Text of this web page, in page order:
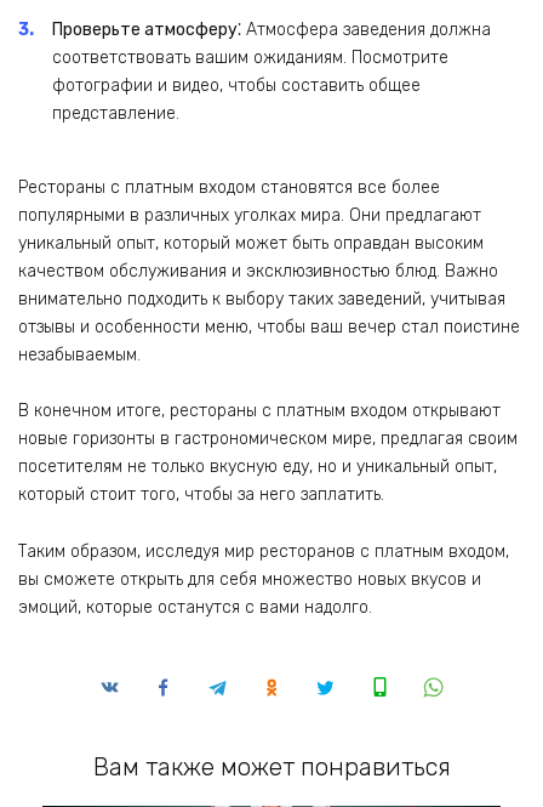
Проверьте атмосферу⁚ Атмосфера заведения должна
соответствовать вашим ожиданиям. Посмотрите
фотографии и видео‚ чтобы составить общее
представление.
Рестораны с платным входом становятся все более
популярными в различных уголках мира. Они предлагают
уникальный опыт‚ который может быть оправдан высоким
качеством обслуживания и эксклюзивностью блюд. Важно
внимательно подходить к выбору таких заведений‚ учитывая
отзывы и особенности меню‚ чтобы ваш вечер стал поистине
незабываемым.
В конечном итоге‚ рестораны с платным входом открывают
новые горизонты в гастрономическом мире‚ предлагая своим
посетителям не только вкусную еду‚ но и уникальный опыт‚
который стоит того‚ чтобы за него заплатить.
Таким образом‚ исследуя мир ресторанов с платным входом‚
вы сможете открыть для себя множество новых вкусов и
эмоций‚ которые останутся с вами надолго.
Вам также может понравиться